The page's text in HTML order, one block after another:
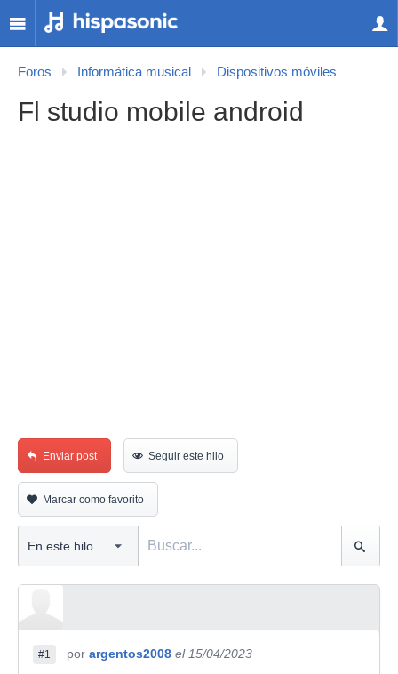
Foros Informática musical Dispositivos móviles
Fl studio mobile android
Enviar post Seguir este hilo
Marcar como favorito
#1 por argentos2008 el 15/04/2023